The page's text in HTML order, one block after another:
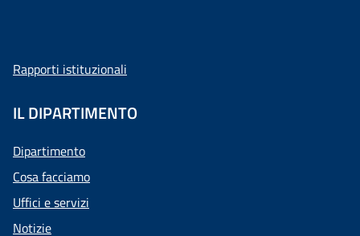
Rapporti istituzionali
IL DIPARTIMENTO
Dipartimento
Cosa facciamo
Uffici e servizi
Notizie